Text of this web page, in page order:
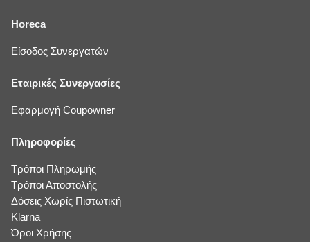
Horeca
Είσοδος Συνεργατών
Εταιρικές Συνεργασίες
Εφαρμογή Coupowner
Πληροφορίες
Τρόποι Πληρωμής
Τρόποι Αποστολής
Δόσεις Χωρίς Πιστωτική
Klarna
Όροι Χρήσης